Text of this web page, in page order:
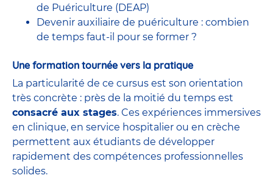
de Puériculture (DEAP)
Devenir auxiliaire de puériculture : combien
de temps faut-il pour se former ?
Une formation tournée vers la pratique
La particularité de ce cursus est son orientation
très concrète : près de la moitié du temps est
consacré aux stages. Ces expériences immersives
en clinique, en service hospitalier ou en crèche
permettent aux étudiants de développer
rapidement des compétences professionnelles
solides.